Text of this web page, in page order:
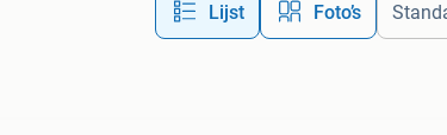
Lijst Foto’s